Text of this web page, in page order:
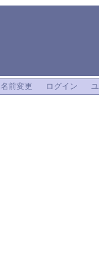
名前変更 ログイン